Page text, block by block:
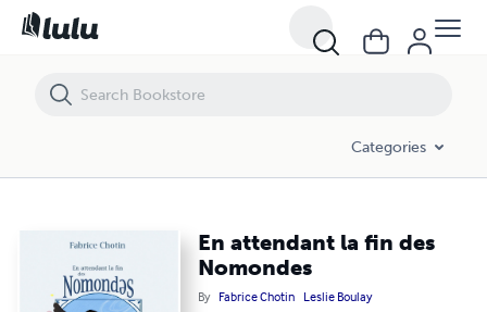
Categories
En attendant la fin des
Nomondes
By Fabrice Chotin Leslie Boulay
En attendant la fin des Nomondes